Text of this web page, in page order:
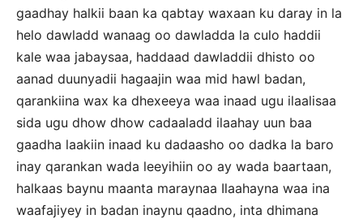
gaadhay halkii baan ka qabtay waxaan ku daray in la
helo dawladd wanaag oo dawladda la culo haddii
kale waa jabaysaa, haddaad dawladdii dhisto oo
aanad duunyadii hagaajin waa mid hawl badan,
qarankiina wax ka dhexeeya waa inaad ugu ilaalisaa
sida ugu dhow dhow cadaaladd ilaahay uun baa
gaadha laakiin inaad ku dadaasho oo dadka la baro
inay qarankan wada leeyihiin oo ay wada baartaan,
halkaas baynu maanta maraynaa Ilaahayna waa ina
waafajiyey in badan inaynu qaadno, inta dhimana